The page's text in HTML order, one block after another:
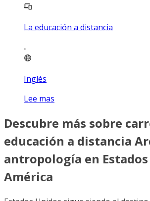
La educación a distancia
Inglés
Lee mas
Descubre más sobre
educación a distancia
antropología en
América